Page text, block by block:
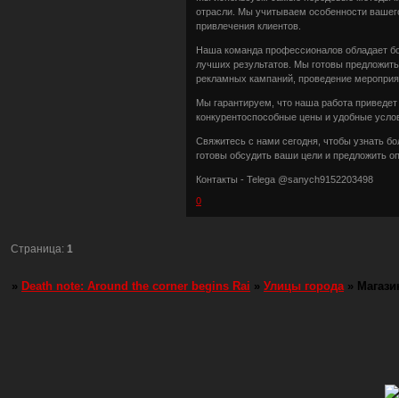
отрасли. Мы учитываем особенности
привлечения клиентов.
Наша команда профессионалов обладает
лучших результатов. Мы готовы
рекламных кампаний, проведение
Мы гарантируем, что наша работа
конкурентоспособные цены и удобные
Свяжитесь с нами сегодня, чтобы узнать
готовы обсудить ваши цели и предложить
Контакты - Telega @sanych9152203498
0
Страница: 1
» Death note: Around the corner begins Rai » Улицы города »